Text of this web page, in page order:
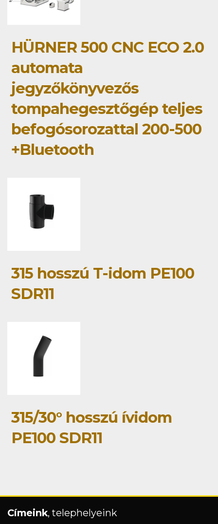
HÜRNER 500 CNC ECO 2.0
automata
jegyzőkönyvezős
tompahegesztőgép teljes
befogósorozattal 200-500
+Bluetooth
315 hosszú T-idom PE100
SDR11
315/30° hosszú ívidom
PE100 SDR11
Címeink, telephelyeink